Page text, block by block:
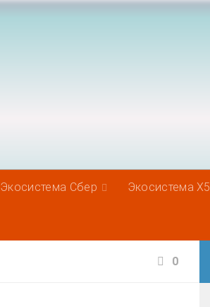
Экосистема Сбер Экосистема Х5
0